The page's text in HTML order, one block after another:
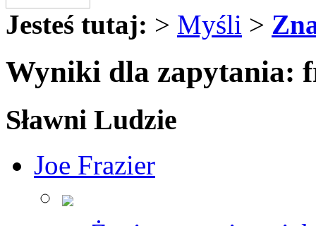
Jesteś tutaj: > Myśli >
Wyniki dla zapytania:
Sławni Ludzie
Joe Frazier